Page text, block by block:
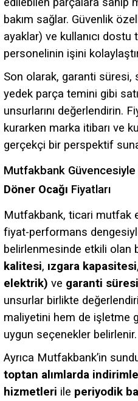
bakım sağlar. Güvenlik
ayaklar) ve kullanıcı dostu
personelinin işini
Son olarak, garanti süresi,
yedek parça temini gibi
unsurlarını değerlendirin.
kurarken marka itibarı ve
gerçekçi bir perspektif
Mutfakbank Güvencesiyle
Döner Ocağı Fiyatları
Mutfakbank, ticari mutfak
fiyat-performans
belirlenmesinde etkili olan
kalitesi, ızgara kapasitesi,
elektrik) ve garanti süresi
unsurlar birlikte
maliyetini hem de işletme
uygun seçenekler belirlenir.
Ayrıca Mutfakbank’in
toptan alımlarda
hizmetleri ile periyodik